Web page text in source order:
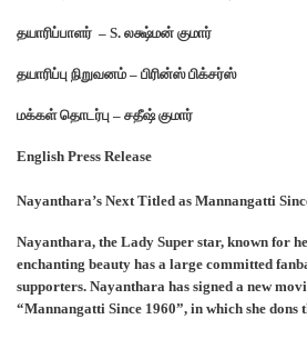
தயாரிப்பாளர் – S. லக்ஷ்மன் குமார்
தயாரிப்பு நிறுவனம் – பிரின்ஸ் பிக்சர்ஸ்
மக்கள் தொடர்பு – சதீஷ் குமார்
English Press Release
Nayanthara’s Next Titled as Mannangatti
Nayanthara, the Lady Super star, known for
enchanting beauty has a large committed
supporters. Nayanthara has signed a new
“Mannangatti Since 1960”, in which she dons